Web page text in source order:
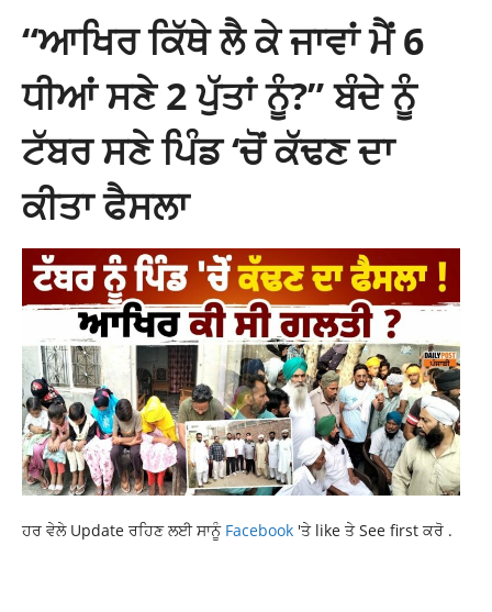
“ਆਖਿਰ ਕਿੱਥੇ ਲੈ ਕੇ ਜਾਵਾਂ ਮੈਂ 6
ਧੀਆਂ ਸਣੇ 2 ਪੁੱਤਾਂ ਨੂੰ?” ਬੰਦੇ ਨੂੰ
ਟੱਬਰ ਸਣੇ ਪਿੰਡ ‘ਚੋਂ ਕੱਢਣ ਦਾ
ਕੀਤਾ ਫੈਸਲਾ
ਹਰ ਵੇਲੇ Update ਰਹਿਣ ਲਈ ਸਾਨੂੰ Facebook 'ਤੇ like ਤੇ See first ਕਰੋ .